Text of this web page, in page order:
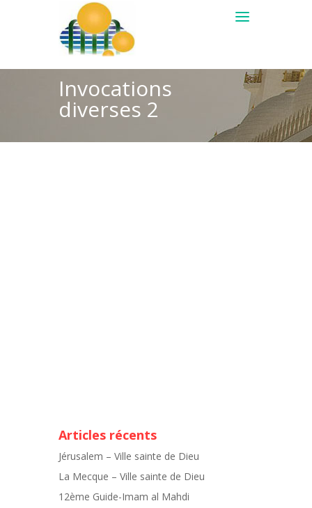
Invocations
diverses 2
Articles récents
Jérusalem – Ville sainte de Dieu
La Mecque – Ville sainte de Dieu
12ème Guide-Imam al Mahdi